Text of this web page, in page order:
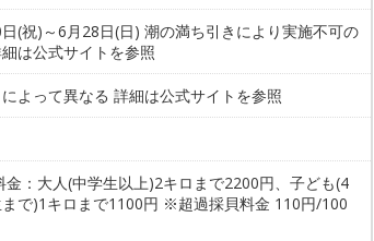
(祝)～6月28日(日) 潮の満ち引きにより実施不可の
は公式サイトを参照
よって異なる 詳細は公式サイトを参照
金：大人(中学生以上)2キロまで2200円、子ども(4
で)1キロまで1100円 ※超過採貝料金 110円/100